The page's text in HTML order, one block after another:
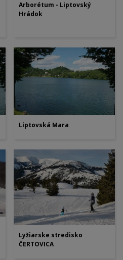
Arborétum - Liptovský
Hrádok
Liptovská Mara
Lyžiarske stredisko
ČERTOVICA